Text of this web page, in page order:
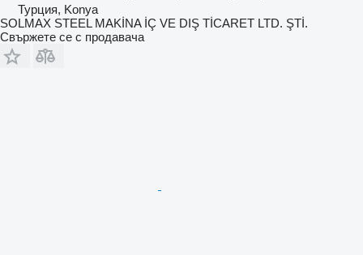
Турция, Konya
SOLMAX STEEL MAKİNA İÇ VE DIŞ TİCARET LTD. ŞTİ.
Свържете се с продавача